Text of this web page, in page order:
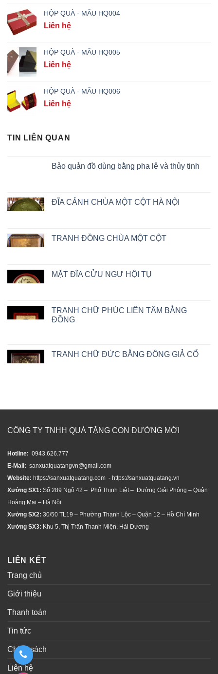
HỘP QUÀ - MẪU HQ004
Liên hệ
HỘP QUÀ - MẪU HQ005
Liên hệ
HỘP QUÀ - MẪU HQ006
Liên hệ
TIN LIÊN QUAN
Bảo quản đồ dùng bằng pha lê và thủy tinh
ĐĨA CẢNH CHÙA MỘT CỘT HÀ NỘI
TRANH ĐỒNG CHÙA MỘT CỘT
MẶT ĐĨA CỬU NGƯ HỘI TỤ
TRANH CHỮ PHÚC LIỀN TẤM BẰNG
ĐỒNG
TRANH CHỮ ĐỨC BẰNG ĐỒNG GIẢ CỔ
CÔNG TY TNHH QUÀ TẶNG CON ĐƯỜNG MỚI
Hotline: 0943.626.777
E-Mail: sanxuatquatangvn@gmail.com
Website: https://sanxuatquatang.com - https://sanxuatquatang.vn
Xưởng SX1: Số 289 Ngõ 42 – Phố Thịnh Liệt – Đường Giải Phóng – Quận
Hoàng Mai – Hà Nội
Xưởng SX2: 30/50 TL19 – Phường Thạnh Lộc – Quận 12 – Hồ Chí Minh
Xưởng SX3: Khu 5, Thị Trấn Thanh Miện, Hải Dương
LIÊN KẾT
Trang chủ
Giới thiệu
Thanh toán
Tin tức
Chính sách
Liên hệ